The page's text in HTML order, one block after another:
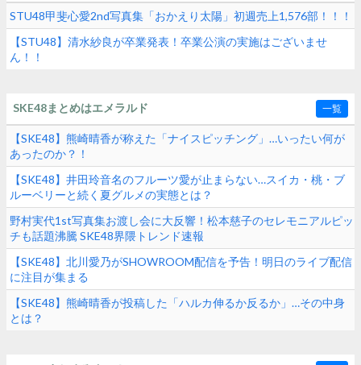
STU48甲斐心愛2nd写真集「おかえり太陽」初週売上1,576部！！！
【STU48】清水紗良が卒業発表！卒業公演の実施はございませ
ん！！
SKE48まとめはエメラルド 一覧
【SKE48】熊崎晴香が称えた「ナイスピッチング」…いったい何が
あったのか？！
【SKE48】井田玲音名のフルーツ愛が止まらない…スイカ・桃・ブ
ルーベリーと続く夏グルメの実態とは？
野村実代1st写真集お渡し会に大反響！松本慈子のセレモニアルピッ
チも話題沸騰 SKE48界隈トレンド速報
【SKE48】北川愛乃がSHOWROOM配信を予告！明日のライブ配信
に注目が集まる
【SKE48】熊崎晴香が投稿した「ハルカ伸るか反るか」…その中身
とは？